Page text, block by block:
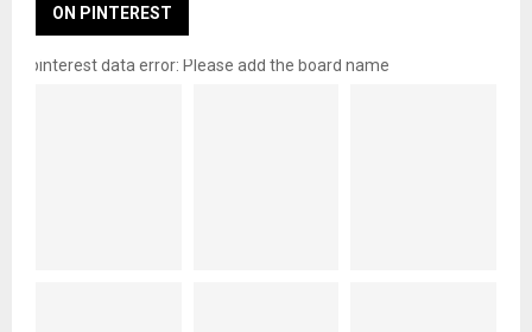
ON PINTEREST
pinterest data error: Please add the board name